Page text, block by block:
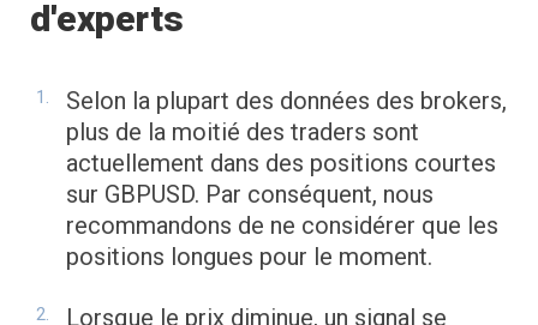
d'experts
Selon la plupart des données des brokers,
plus de la moitié des traders sont
actuellement dans des positions courtes
sur GBPUSD. Par conséquent, nous
recommandons de ne considérer que les
positions longues pour le moment.
Lorsque le prix diminue, un signal se